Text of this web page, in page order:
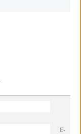
E-